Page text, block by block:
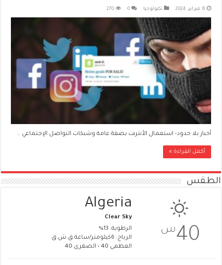
8 فبراير، 2024 تكنولوجيا 0
270
أخبار بلا حدود- استعمال الأنترنت بصفة عامة وشبكات التواصل الإجتماعي …
أكمل القراءة »
الطقس
40س
Algeria
Clear Sky
الرطوبة: 13%
الرياح: 6كيلومتر/ساعة ق.ش.ق‎
العظمى 40 • الصغرى 40